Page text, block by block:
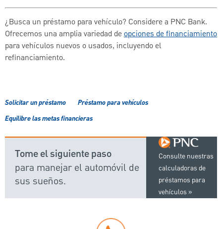
¿Busca un préstamo para vehículo? Considere a PNC Bank.
Ofrecemos una amplia variedad deopciones de financiamiento
para vehículos nuevos o usados, incluyendo el
refinanciamiento.
Solicitar un préstamo
Préstamo para vehículos
Equilibre las metas financieras
Consulte nuestras
calculadoras de
préstamos para
vehículos
Tome el siguiente paso
para manejar el automóvil de
sus sueños.